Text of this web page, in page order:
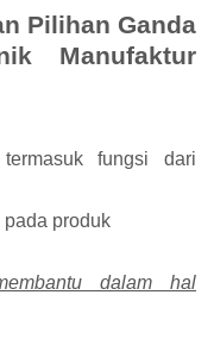
Pilihan Ganda
Manufaktur
fungsi dari
produk
dalam hal